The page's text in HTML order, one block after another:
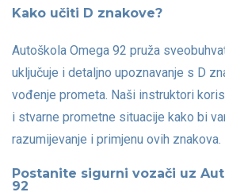
Kako učiti D znakove?
Autoškola Omega 92 pruža
uključuje i detaljno upoznavanje s D
vođenje prometa. Naši instruktori
i stvarne prometne situacije kako bi
razumijevanje i primjenu ovih znakova.
Postanite sigurni vozači uz
92